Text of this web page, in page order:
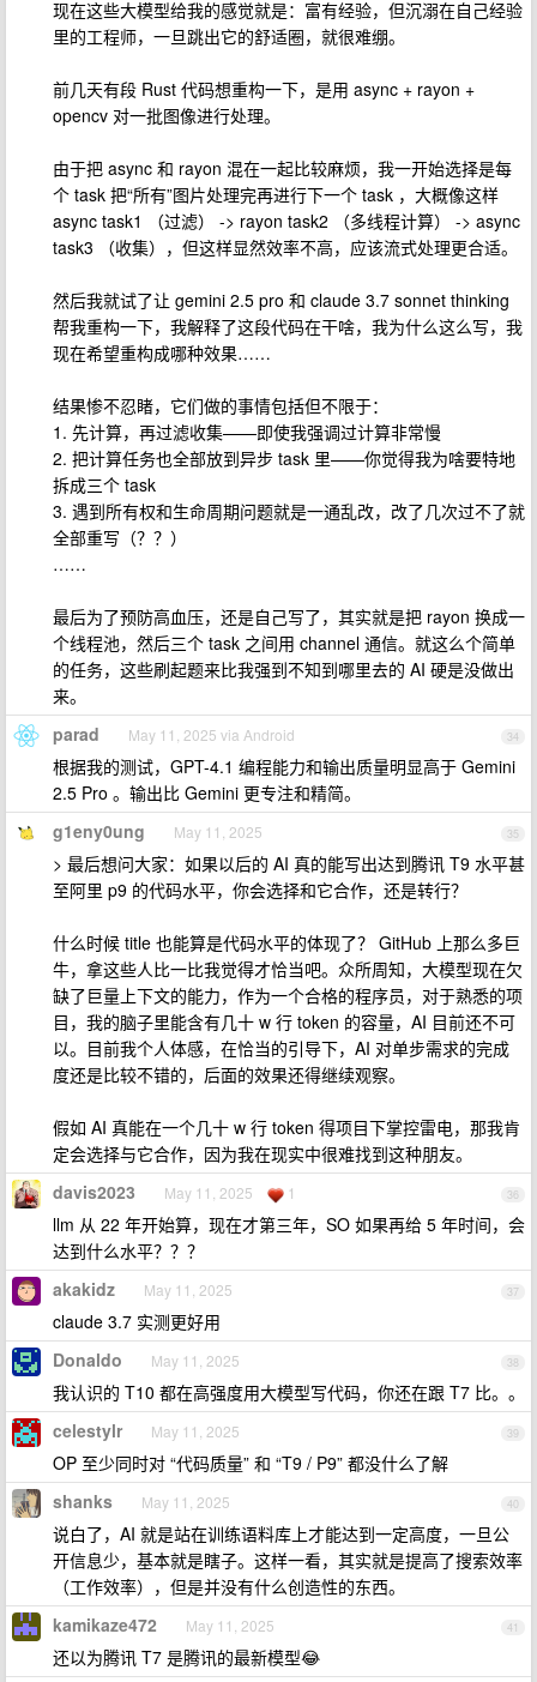
现在这些大模型给我的感觉就是：富有经验，但沉溺在自己经验
里的工程师，一旦跳出它的舒适圈，就很难绷。
前几天有段 Rust 代码想重构一下，是用 async + rayon +
opencv 对一批图像进行处理。
由于把 async 和 rayon 混在一起比较麻烦，我一开始选择是每
个 task 把“所有”图片处理完再进行下一个 task ，大概像这样
async task1 （过滤） -> rayon task2 （多线程计算） -> async
task3 （收集），但这样显然效率不高，应该流式处理更合适。
然后我就试了让 gemini 2.5 pro 和 claude 3.7 sonnet thinking
帮我重构一下，我解释了这段代码在干啥，我为什么这么写，我
现在希望重构成哪种效果……
结果惨不忍睹，它们做的事情包括但不限于：
1. 先计算，再过滤收集——即使我强调过计算非常慢
2. 把计算任务也全部放到异步 task 里——你觉得我为啥要特地
拆成三个 task
3. 遇到所有权和生命周期问题就是一通乱改，改了几次过不了就
全部重写（？？）
……
最后为了预防高血压，还是自己写了，其实就是把 rayon 换成一
个线程池，然后三个 task 之间用 channel 通信。就这么个简单
的任务，这些刷起题来比我强到不知到哪里去的 AI 硬是没做出
来。
34
parad May 11, 2025 via Android
根据我的测试，GPT-4.1 编程能力和输出质量明显高于 Gemini
2.5 Pro 。输出比 Gemini 更专注和精简。
35
g1eny0ung May 11, 2025
> 最后想问大家：如果以后的 AI 真的能写出达到腾讯 T9 水平甚
至阿里 p9 的代码水平，你会选择和它合作，还是转行？
什么时候 title 也能算是代码水平的体现了？ GitHub 上那么多巨
牛，拿这些人比一比我觉得才恰当吧。众所周知，大模型现在欠
缺了巨量上下文的能力，作为一个合格的程序员，对于熟悉的项
目，我的脑子里能含有几十 w 行 token 的容量，AI 目前还不可
以。目前我个人体感，在恰当的引导下，AI 对单步需求的完成
度还是比较不错的，后面的效果还得继续观察。
假如 AI 真能在一个几十 w 行 token 得项目下掌控雷电，那我肯
定会选择与它合作，因为我在现实中很难找到这种朋友。
36
davis2023 May 11, 2025 1
llm 从 22 年开始算，现在才第三年，SO 如果再给 5 年时间，会
达到什么水平？？？
37
akakidz May 11, 2025
claude 3.7 实测更好用
38
Donaldo May 11, 2025
我认识的 T10 都在高强度用大模型写代码，你还在跟 T7 比。。
39
celestylr May 11, 2025
OP 至少同时对 “代码质量” 和 “T9 / P9” 都没什么了解
40
shanks May 11, 2025
说白了，AI 就是站在训练语料库上才能达到一定高度，一旦公
开信息少，基本就是瞎子。这样一看，其实就是提高了搜索效率
（工作效率），但是并没有什么创造性的东西。
41
kamikaze472 May 11, 2025
还以为腾讯 T7 是腾讯的最新模型😂